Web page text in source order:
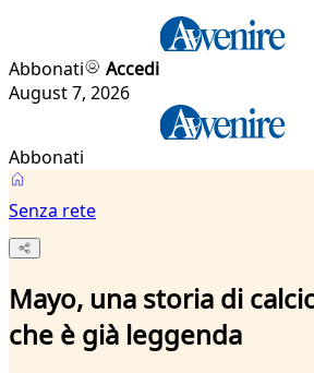
Abbonati
Accedi
August 7, 2026
Abbonati
Senza rete
Mayo, una storia di
che è già leggenda